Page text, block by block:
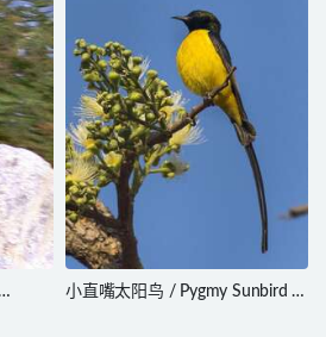
小直嘴太阳鸟 / Pygmy Sunbird /